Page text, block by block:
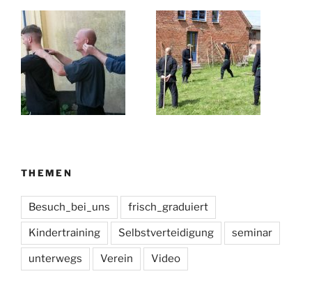
THEMEN
Besuch_bei_uns frisch_graduiert
Kindertraining Selbstverteidigung seminar
unterwegs Verein Video